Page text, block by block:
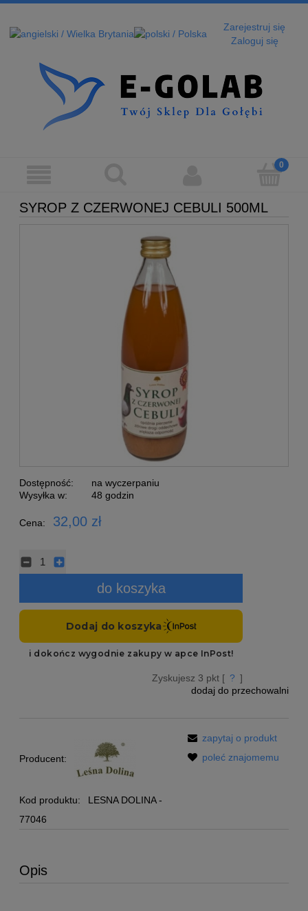
Zarejestruj się
Zaloguj się
SYROP Z CZERWONEJ CEBULI 500ML
Dostępność:
na wyczerpaniu
Wysyłka w:
48 godzin
Cena: 32,00 zł
do koszyka
Zyskujesz 3 pkt [ ? ]
dodaj do przechowalni
Producent:
Kod produktu:
LESNA DOLINA -
77046
zapytaj o produkt
poleć znajomemu
Opis